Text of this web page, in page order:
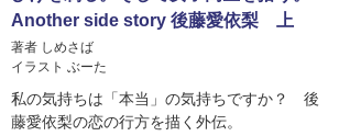
Another side story 後藤愛依梨 上
著者 しめさば
イラスト ぶーた
私の気持ちは「本当」の気持ちですか？ 後
藤愛依梨の恋の行方を描く外伝。